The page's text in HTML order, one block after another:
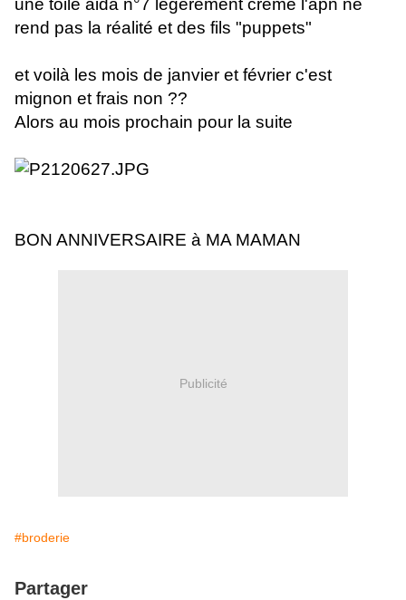
une toile aida n°7 légèrement crème l'apn ne
rend pas la réalité et des fils "puppets"
et voilà les mois de janvier et février c'est
mignon et frais non ??
Alors au mois prochain pour la suite
BON ANNIVERSAIRE à MA MAMAN
Publicité
#broderie
Partager